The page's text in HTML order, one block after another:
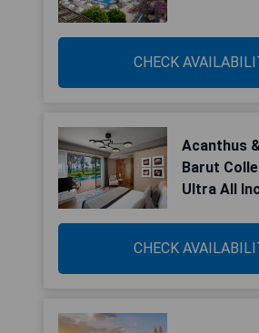
CHECK
Acanthus
Barut
Ultra All
CHECK